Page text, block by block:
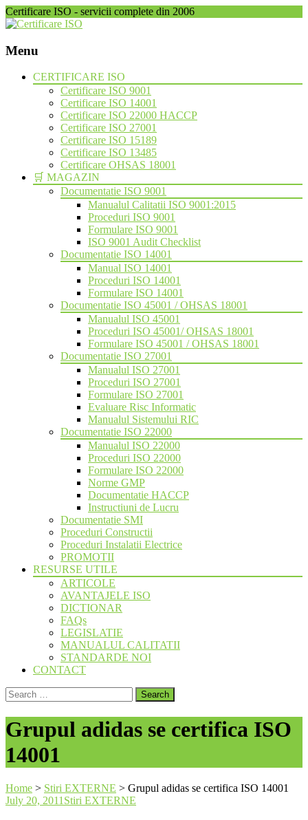
Certificare ISO - servicii complete din 2006
Menu
Skip
CERTIFICARE ISO
Certificare ISO 9001
Certificare ISO 14001
Certificare ISO 22000 HACCP
Certificare ISO 27001
Certificare ISO 15189
Certificare ISO 13485
Certificare OHSAS 18001
🛒 MAGAZIN
Documentatie ISO 9001
Manualul Calitatii ISO 9001:2015
Proceduri ISO 9001
Formulare ISO 9001
ISO 9001 Audit Checklist
Documentatie ISO 14001
Manual ISO 14001
Proceduri ISO 14001
Formulare ISO 14001
Documentatie ISO 45001 / OHSAS 18001
Manualul ISO 45001
Proceduri ISO 45001/ OHSAS 18001
Formulare ISO 45001 / OHSAS 18001
Documentatie ISO 27001
Manualul ISO 27001
Proceduri ISO 27001
Formulare ISO 27001
Evaluare Risc Informatic
Manualul Sistemului RIC
Documentatie ISO 22000
Manualul ISO 22000
Proceduri ISO 22000
Formulare ISO 22000
Norme GMP
Documentatie HACCP
Instructiuni de Lucru
Documentatie SMI
Proceduri Constructii
Proceduri Instalatii Electrice
PROMOTII
RESURSE UTILE
ARTICOLE
AVANTAJELE ISO
DICTIONAR
FAQs
LEGISLATIE
MANUALUL CALITATII
STANDARDE NOI
CONTACT
Search
for:
Grupul adidas se certifica ISO
14001
Home > Stiri EXTERNE > Grupul adidas se certifica ISO 14001
July 20, 2011 Stiri EXTERNE